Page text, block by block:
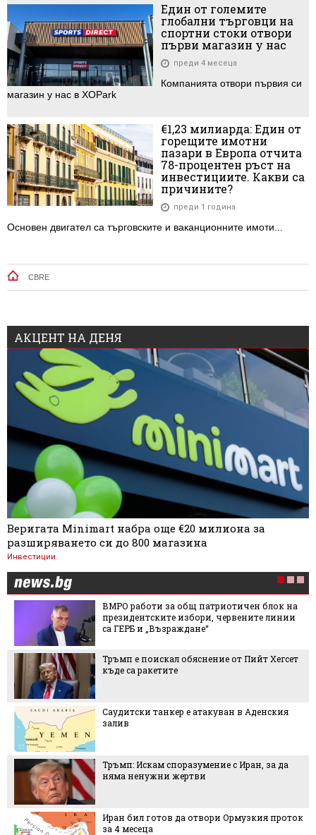
Един от големите
глобални търговци на
спортни стоки отвори
първи магазин у нас
преди 4 месеца
Компанията отвори първия си
магазин у нас в XOPark
€1,23 милиарда: Един от
горещите имотни
пазари в Европа отчита
78-процентен ръст на
инвестициите. Какви са
причините?
преди 1 година
Основен двигател са търговските и ваканционните имоти...
CBRE
АКЦЕНТ НА ДЕНЯ
Веригата Minimart набра още €20 милиона за
разширяването си до 800 магазина
Инвестиции
ВМРО работи за общ патриотичен блок на
президентските избори, червените линии
са ГЕРБ и „Възраждане“
Тръмп е поискал обяснение от Пийт Хегсет
къде са ракетите
Саудитски танкер е атакуван в Аденския
залив
Тръмп: Искам споразумение с Иран, за да
няма ненужни жертви
Иран бил готов да отвори Ормузкия проток
за 4 месеца